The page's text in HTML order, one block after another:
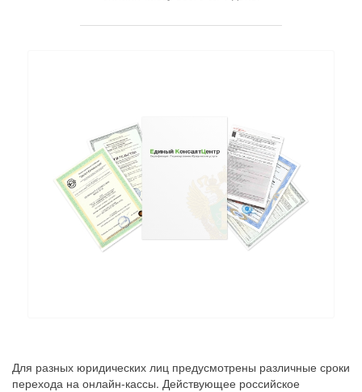
Для разных юридических лиц предусмотрены различные сроки
перехода на онлайн-кассы. Действующее российское